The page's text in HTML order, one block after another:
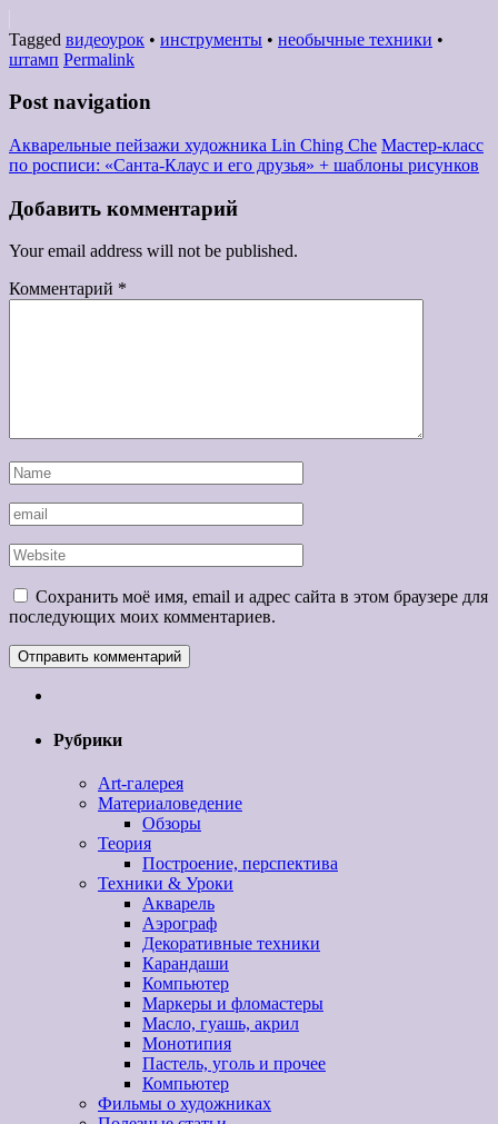
Tagged видеоурок • инструменты • необычные техники •
штамп Permalink
Post navigation
Акварельные пейзажи художника Lin Ching Che Мастер-класс
по росписи: «Санта-Клаус и его друзья» + шаблоны рисунков
Добавить комментарий
Your email address will not be published.
Комментарий *
Сохранить моё имя, email и адрес сайта в этом браузере для
последующих моих комментариев.
Рубрики
Art-галерея
Материаловедение
Обзоры
Теория
Построение, перспектива
Техники & Уроки
Акварель
Аэрограф
Декоративные техники
Карандаши
Компьютер
Маркеры и фломастеры
Масло, гуашь, акрил
Монотипия
Пастель, уголь и прочее
Компьютер
Фильмы о художниках